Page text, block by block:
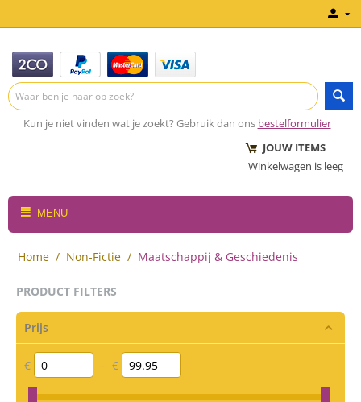
Kun je niet vinden wat je zoekt? Gebruik dan ons bestelformulier
JOUW ITEMS
Winkelwagen is leeg
MENU
Home / Non-Fictie / Maatschappij & Geschiedenis
PRODUCT FILTERS
Prijs
€ – €